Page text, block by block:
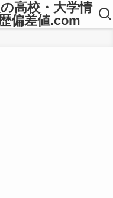
高校・大学情
偏差値.com